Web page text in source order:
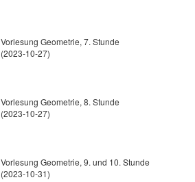
Vorlesung Geometrie, 7. Stunde
(2023-10-27)
Vorlesung Geometrie, 8. Stunde
(2023-10-27)
Vorlesung Geometrie, 9. und 10. Stunde
(2023-10-31)